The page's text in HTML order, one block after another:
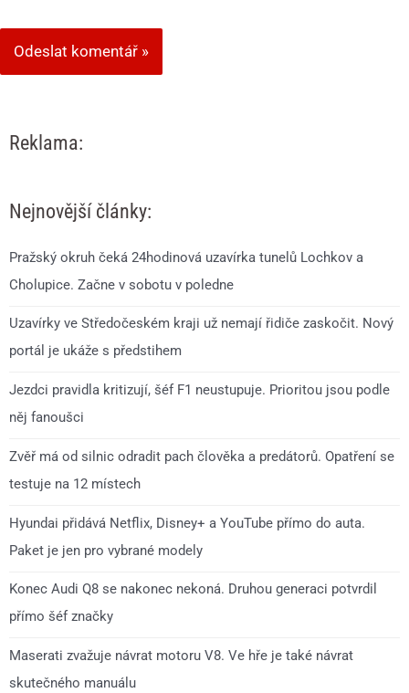
Reklama:
Nejnovější články:
Pražský okruh čeká 24hodinová uzavírka tunelů Lochkov a
Cholupice. Začne v sobotu v poledne
Uzavírky ve Středočeském kraji už nemají řidiče zaskočit. Nový
portál je ukáže s předstihem
Jezdci pravidla kritizují, šéf F1 neustupuje. Prioritou jsou podle
něj fanoušci
Zvěř má od silnic odradit pach člověka a predátorů. Opatření se
testuje na 12 místech
Hyundai přidává Netflix, Disney+ a YouTube přímo do auta.
Paket je jen pro vybrané modely
Konec Audi Q8 se nakonec nekoná. Druhou generaci potvrdil
přímo šéf značky
Maserati zvažuje návrat motoru V8. Ve hře je také návrat
skutečného manuálu